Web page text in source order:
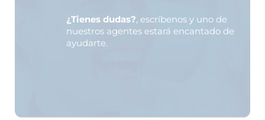
¿Tienes dudas?, escríbenos y uno de
nuestros agentes estará encantado de
ayudarte.